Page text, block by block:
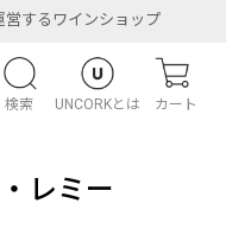
するワインショップ
検索 UNCORKとは カート
レミー